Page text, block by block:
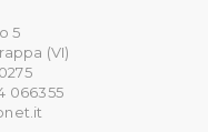
5
(VI)
066355